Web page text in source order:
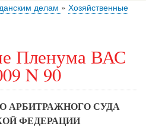
делам
Хозяйственные
Пленума ВАС
N 90
СУДА
ФЕДЕРАЦИИ